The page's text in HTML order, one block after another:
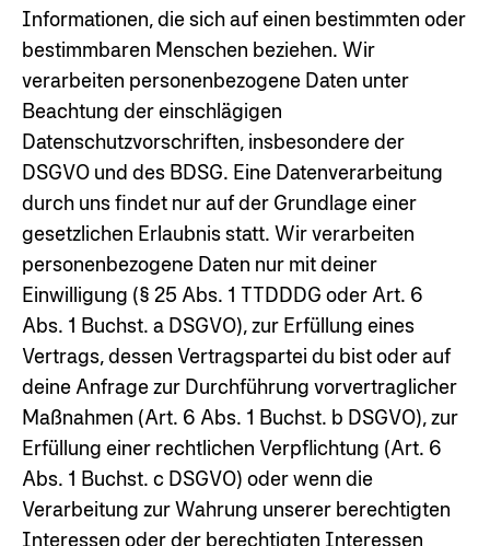
Informationen, die sich auf einen bestimmten oder
bestimmbaren Menschen beziehen. Wir
verarbeiten personenbezogene Daten unter
Beachtung der einschlägigen
Datenschutzvorschriften, insbesondere der
DSGVO und des BDSG. Eine Datenverarbeitung
durch uns findet nur auf der Grundlage einer
gesetzlichen Erlaubnis statt. Wir verarbeiten
personenbezogene Daten nur mit deiner
Einwilligung (§ 25 Abs. 1 TTDDDG oder Art. 6
Abs. 1 Buchst. a DSGVO), zur Erfüllung eines
Vertrags, dessen Vertragspartei du bist oder auf
deine Anfrage zur Durchführung vorvertraglicher
Maßnahmen (Art. 6 Abs. 1 Buchst. b DSGVO), zur
Erfüllung einer rechtlichen Verpflichtung (Art. 6
Abs. 1 Buchst. c DSGVO) oder wenn die
Verarbeitung zur Wahrung unserer berechtigten
Interessen oder der berechtigten Interessen